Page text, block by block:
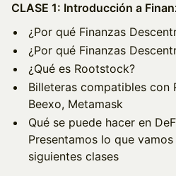
CLASE 1: Introducción a
¿Por qué Finanzas
¿Por qué Finanzas
¿Qué es Rootstock?
Billeteras compatibles con
Beexo, Metamask
Qué se puede hacer en
Presentamos lo que
siguientes clases